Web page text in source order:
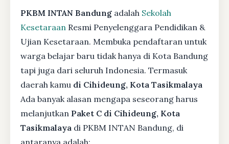
PKBM INTAN Bandung adalah Sekolah
Kesetaraan Resmi Penyelenggara Pendidikan &
Ujian Kesetaraan. Membuka pendaftaran untuk
warga belajar baru tidak hanya di Kota Bandung
tapi juga dari seluruh Indonesia. Termasuk
daerah kamu di Cihideung, Kota Tasikmalaya
Ada banyak alasan mengapa seseorang harus
melanjutkan Paket C di Cihideung, Kota
Tasikmalaya di PKBM INTAN Bandung, di
antaranya adalah: